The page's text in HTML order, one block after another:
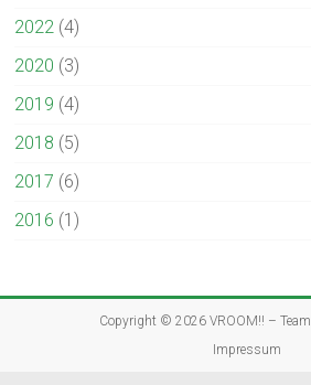
2022 (4)
2020 (3)
2019 (4)
2018 (5)
2017 (6)
2016 (1)
Copyright © 2026VROOM!! –
Impressum